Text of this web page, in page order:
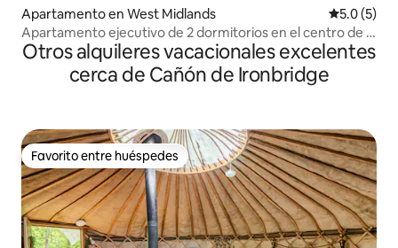
Apartamento en West Midlands
5.0 (5)
Apartamento ejecutivo de 2 dormitorios en el centro de la
ciudad
Otros alquileres vacacionales excelentes
cerca de Cañón de Ironbridge
Favorito entre huéspedes
Favorito entre huéspedes